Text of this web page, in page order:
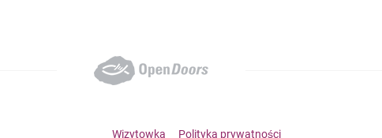
Wizytowka Polityka prywatności